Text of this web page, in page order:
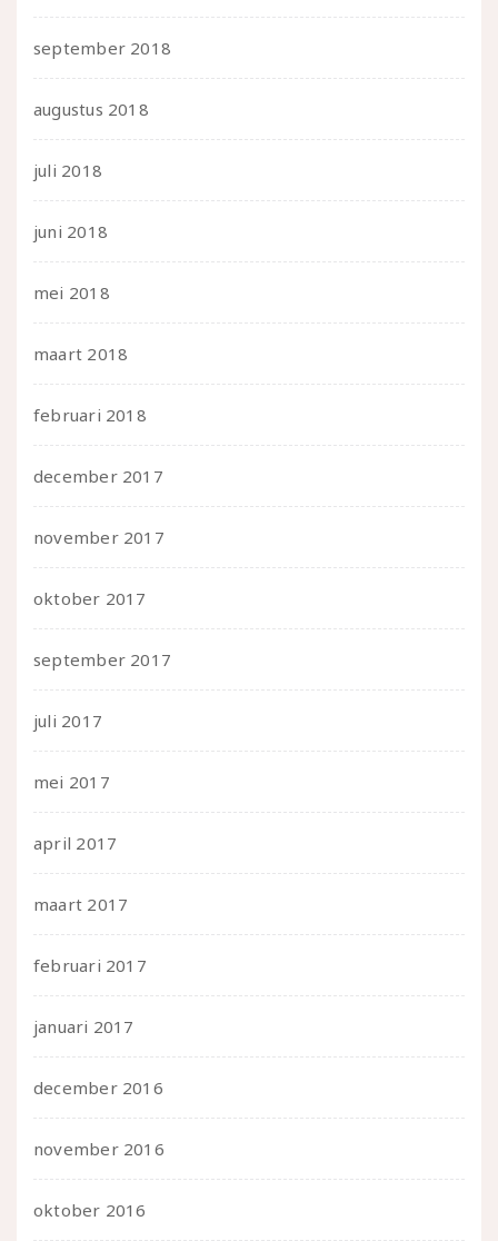
september 2018
augustus 2018
juli 2018
juni 2018
mei 2018
maart 2018
februari 2018
december 2017
november 2017
oktober 2017
september 2017
juli 2017
mei 2017
april 2017
maart 2017
februari 2017
januari 2017
december 2016
november 2016
oktober 2016